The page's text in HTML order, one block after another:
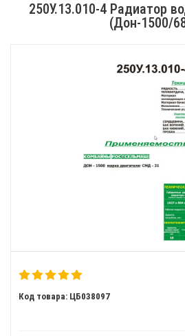
250У.13.010-4 Радиатор
(Дон-1500/
Код товара: ЦБ038097